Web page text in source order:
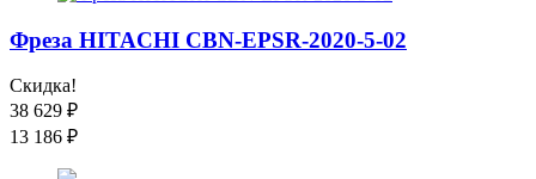
Фреза HITACHI CBN-EPSR-2020-5-02
Скидка!
38 629 ₽
13 186 ₽